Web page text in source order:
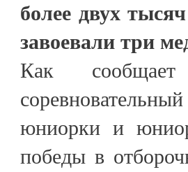
более двух
завоевали три
Как
юниорки и
победы в